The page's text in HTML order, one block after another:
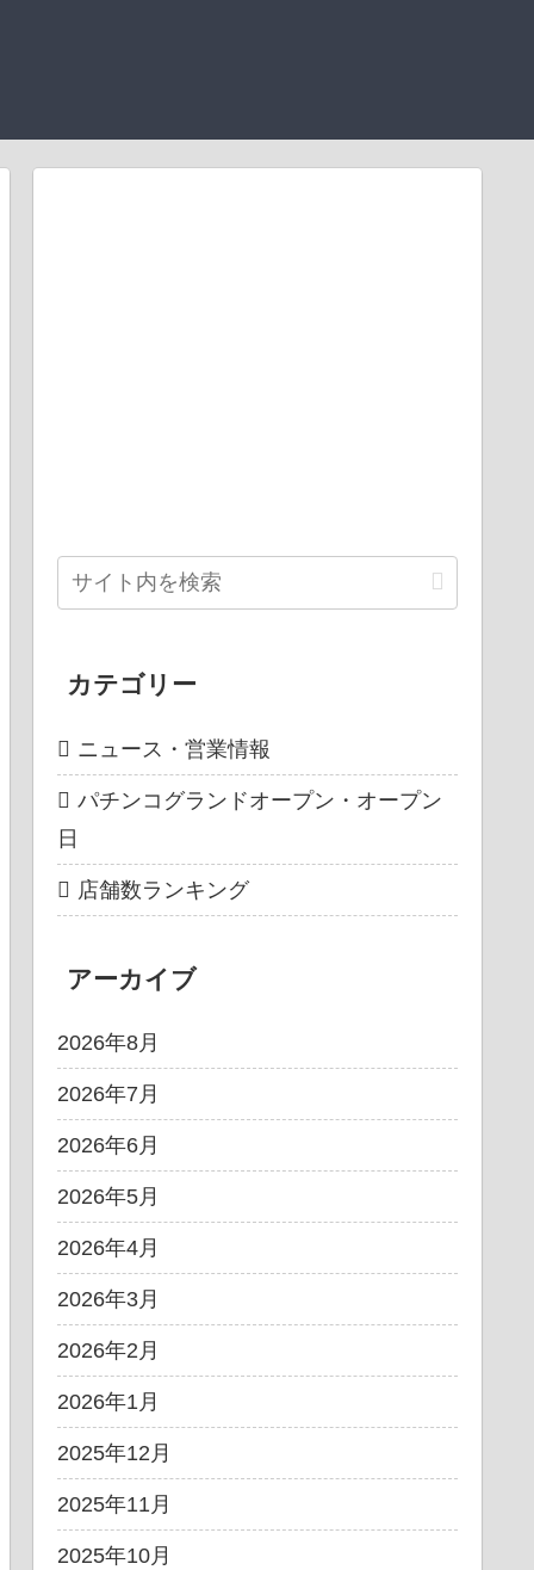
カテゴリー
ニュース・営業情報
パチンコグランドオープン・オープン
日
店舗数ランキング
アーカイブ
2026年8月
2026年7月
2026年6月
2026年5月
2026年4月
2026年3月
2026年2月
2026年1月
2025年12月
2025年11月
2025年10月